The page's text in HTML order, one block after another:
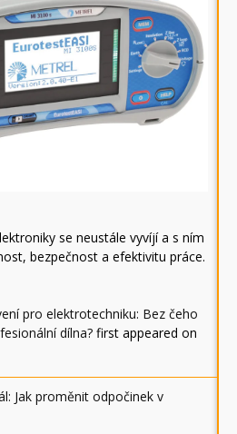
se neustále vyvíjí a s ním
bezpečnost a efektivitu práce.
pro elektrotechniku: Bez čeho
dílna? first appeared on
Jak proměnit odpočinek v